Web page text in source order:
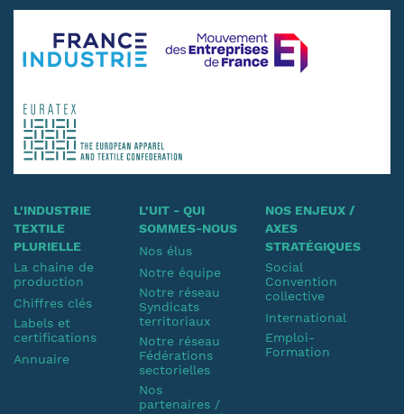
L'INDUSTRIE
TEXTILE
PLURIELLE
La chaine de
production
Chiffres clés
Labels et
certifications
Annuaire
L'UIT - QUI
SOMMES-NOUS
Nos élus
Notre équipe
Notre réseau
Syndicats
territoriaux
Notre réseau
Fédérations
sectorielles
Nos
partenaires /
NOS ENJEUX /
AXES
STRATÉGIQUES
Social
Convention
collective
International
Emploi-
Formation